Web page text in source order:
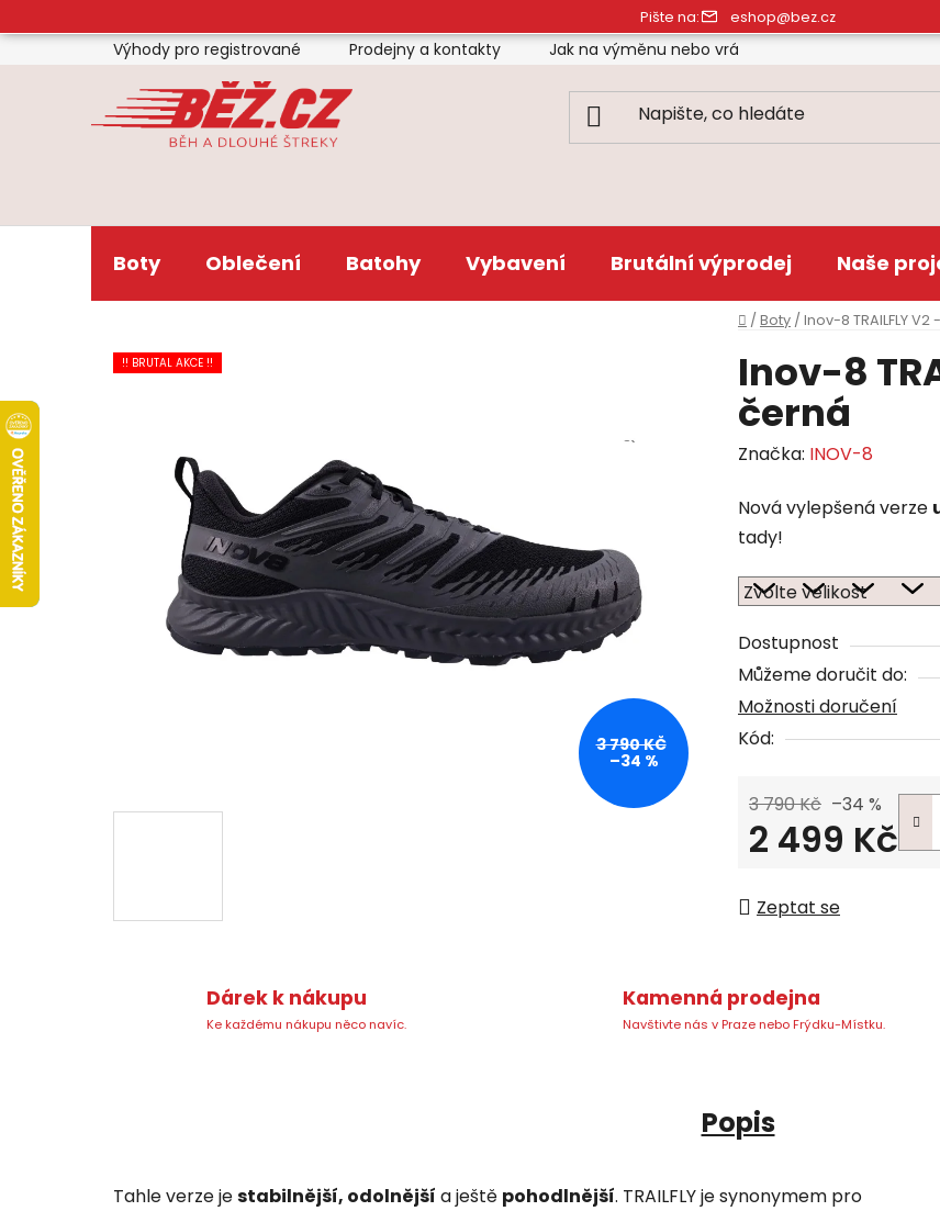
na
obsah
Pište na: eshop@bez.cz
Výhody pro registrované Prodejny a kontakty Jak na výměnu nebo vrácení zboží
Boty Oblečení Batohy Vybavení Brutální výprodej Naše
Domů
/ Boty / Inov-8 TRAILFLY
Inov-8
černá
Značka: INOV-8
Nová vylepšená verze
tady!
Dostupnost
Můžeme doručit do:
Možnosti doručení
Kód:
3 790 Kč –34 %
2 499 Kč
Zeptat se
!! BRUTAL AKCE !!
3 790 KČ
–34 %
Dárek k nákupu
Ke každému nákupu něco navíc.
Kamenná prodejna
Navštivte nás v Praze nebo Frýdku-Místku.
Popis
Tahle verze jestabilnější, odolnější a ještě pohodlnější. TRAILFLY je synonymem pro